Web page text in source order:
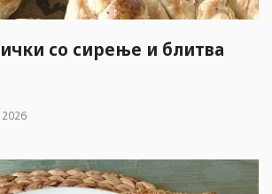
со сирење и блитва